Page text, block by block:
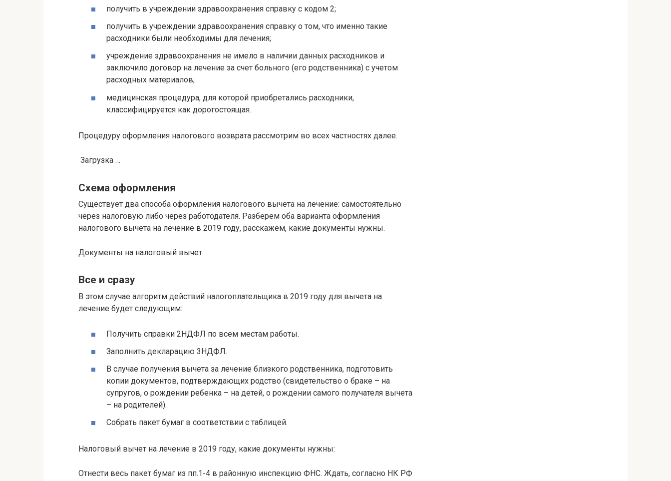
получить в учреждении здравоохранения справку с кодом 2;
получить в учреждении здравоохранения справку о том, что именно такие
расходники были необходимы для лечения;
учреждение здравоохранения не имело в наличии данных расходников и
заключило договор на лечение за счет больного (его родственника) с учетом
расходных материалов;
медицинская процедура, для которой приобретались расходники,
классифицируется как дорогостоящая.
Процедуру оформления налогового возврата рассмотрим во всех частностях далее.
Загрузка …
Схема оформления
Существует два способа оформления налогового вычета на лечение: самостоятельно
через налоговую либо через работодателя. Разберем оба варианта оформления
налогового вычета на лечение в 2019 году, расскажем, какие документы нужны.
Документы на налоговый вычет
Все и сразу
В этом случае алгоритм действий налогоплательщика в 2019 году для вычета на
лечение будет следующим:
Получить справки 2НДФЛ по всем местам работы.
Заполнить декларацию 3НДФЛ.
В случае получения вычета за лечение близкого родственника, подготовить
копии документов, подтверждающих родство (свидетельство о браке – на
супругов, о рождении ребенка – на детей, о рождении самого получателя вычета
– на родителей).
Собрать пакет бумаг в соответствии с таблицей.
Налоговый вычет на лечение в 2019 году, какие документы нужны:
Отнести весь пакет бумаг из пп.1-4 в районную инспекцию ФНС. Ждать, согласно НК РФ